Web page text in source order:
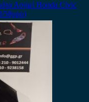
Ασημί Honda Civic
5θυρο)